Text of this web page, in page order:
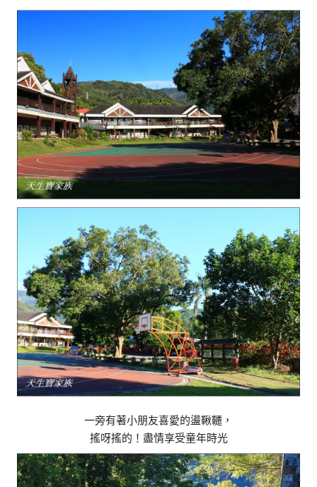
一旁有著小朋友喜愛的盪鞦韆，
搖呀搖的！盡情享受童年時光